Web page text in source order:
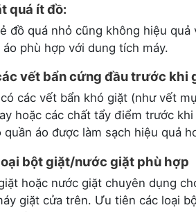
quá ít đồ:
đồ quá nhỏ cũng không hiệu
áo phù hợp với dung tích máy.
vết bẩn cứng đầu trước khi
các vết bẩn khó giặt (như vết
hoặc các chất tẩy điểm trước
quần áo được làm sạch hiệu quả
bột giặt/nước giặt phù hợp
hoặc nước giặt chuyên dụng
giặt cửa trên. Ưu tiên các loại